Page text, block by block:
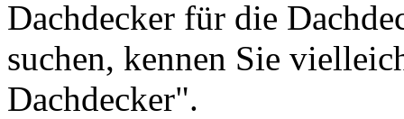
Dachdecker für die
suchen, kennen Sie
Dachdecker".